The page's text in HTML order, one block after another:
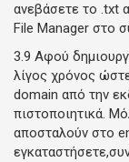
ανεβάσετε το .txt
File Manager στο
3.9 Aφού
λίγος χρόνος
domain από την
πιστοποιητικά.
αποσταλούν στο